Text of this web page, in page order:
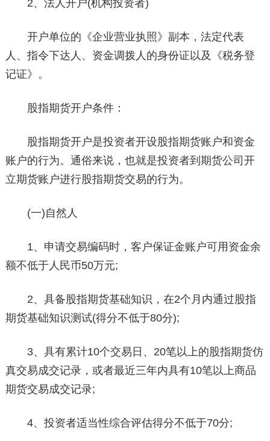
2、法人开户(机构投资者)
开户单位的《企业营业执照》副本，法定代表
人、指令下达人、资金调拨人的身份证以及《税务登
记证》。
股指期货开户条件：
股指期货开户是投资者开设股指期货账户和资金
账户的行为。通俗来说，也就是投资者到期货公司开
立期货账户进行股指期货交易的行为。
(一)自然人
1、申请交易编码时，客户保证金账户可用资金余
额不低于人民币50万元;
2、具备股指期货基础知识，在2个月内通过股指
期货基础知识测试(得分不低于80分);
3、具有累计10个交易日、20笔以上的股指期货仿
真交易成交记录，或者最近三年内具有10笔以上商品
期货交易成交记录;
4、投资者适当性综合评估得分不低于70分;